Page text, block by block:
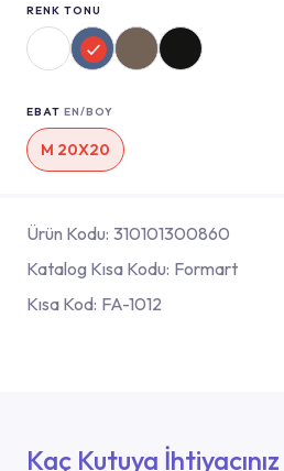
RENK TONU
EBAT EN/BOY
M 20X20
Ürün Kodu: 310101300860
Katalog Kısa Kodu: Formart
Kısa Kod: FA-1012
Kaç Kutuya İhtiyacınız